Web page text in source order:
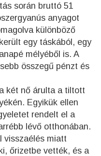
során bruttó 51
anyagot
különböző
egy táskából, egy
mélyéből is. A
összegű pénzt és
két nő árulta a tiltott
Egyikük ellen
rendelt el a
lévő otthonában.
visszaélés miatt
őrizetbe vették, és a